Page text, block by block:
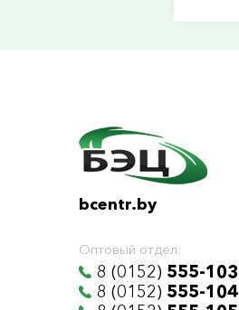
bcentr.by
Оптовый отдел:
8 (0152) 555-103
8 (0152) 555-104